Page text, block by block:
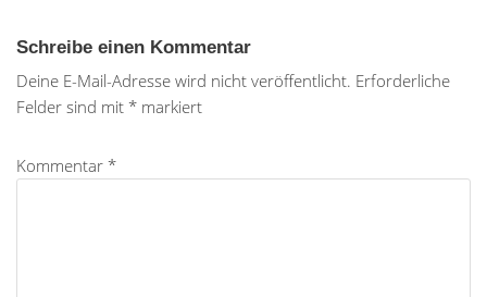
Schreibe einen Kommentar
Deine E-Mail-Adresse wird nicht veröffentlicht. Erforderliche
Felder sind mit * markiert
Kommentar *